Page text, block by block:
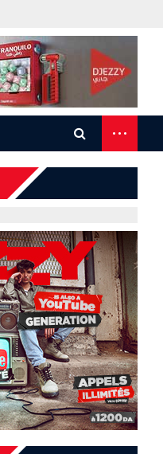
...